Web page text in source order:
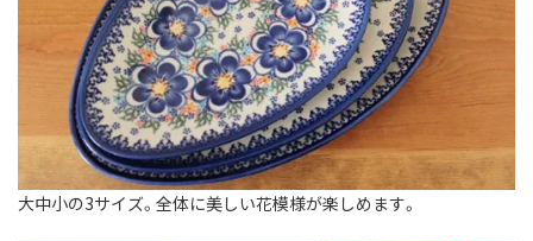
大中小の3サイズ。全体に美しい花模様が楽しめます。